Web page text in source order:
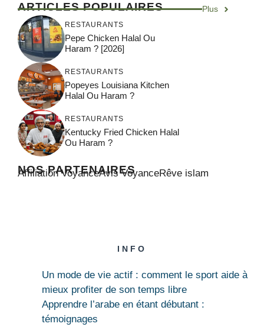
ARTICLES POPULAIRES Plus
RESTAURANTS
Pepe Chicken Halal Ou
Haram ? [2026]
RESTAURANTS
Popeyes Louisiana Kitchen
Halal Ou Haram ?
RESTAURANTS
Kentucky Fried Chicken Halal
Ou Haram ?
NOS PARTENAIRES
Affiliation VoyanceAvis VoyanceRêve islam
INFO
Un mode de vie actif : comment le sport aide à
mieux profiter de son temps libre
Apprendre l’arabe en étant débutant :
témoignages